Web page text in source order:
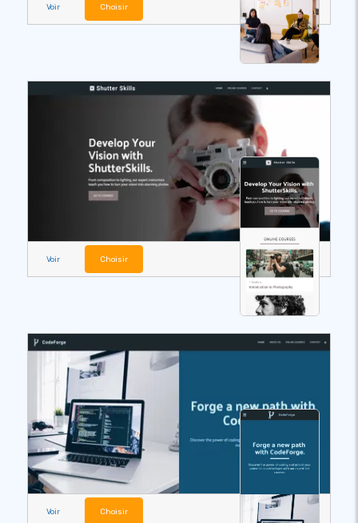
Voir Choisir
Voir Choisir
Voir Choisir